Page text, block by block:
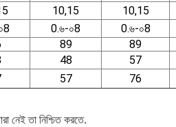
10,15 10,15
0.৬-০8 0.৬-০8
89 89
48 57
57 76
নেই তা নিশ্চিত করতে.